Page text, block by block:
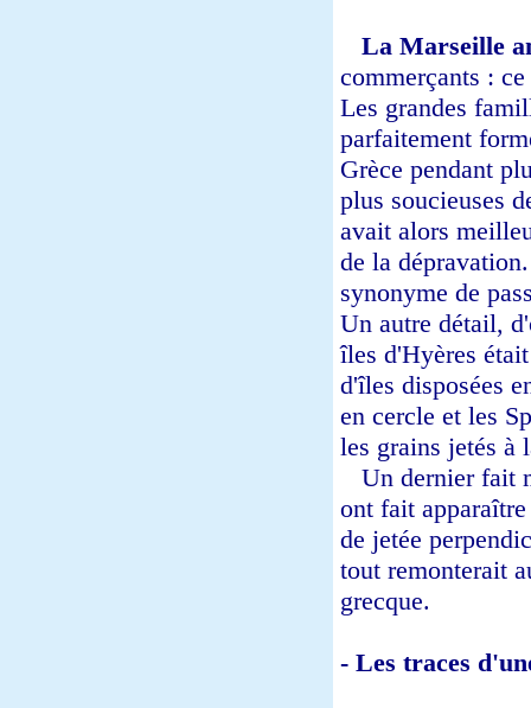
La Marseille
commerçants :
Les grandes
parfaitement
Grèce pendant
plus soucieuses
avait alors
de la
synonyme de
Un autre détail,
îles d'Hyères
d'îles disposées
en cercle et les
les grains jetés à
Un dernier fait
ont fait
de jetée
tout remonterait
grecque.
- Les traces